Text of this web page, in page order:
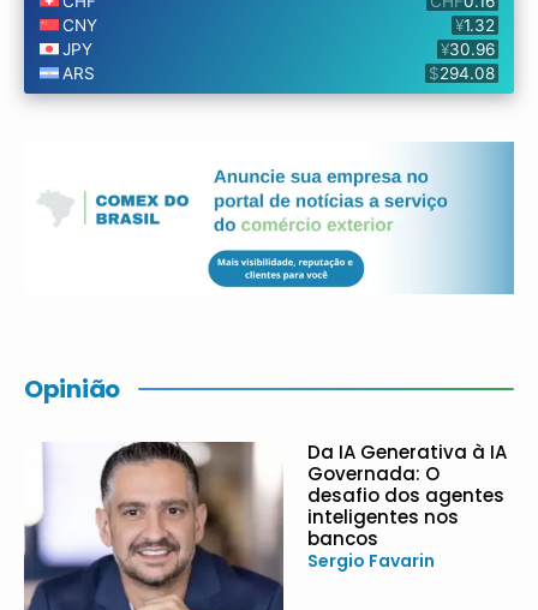
Opinião
Da IA Generativa à IA
Governada: O
desafio dos agentes
inteligentes nos
bancos
Sergio Favarin